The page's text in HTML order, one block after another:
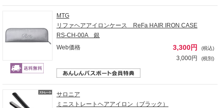
MTG
リファヘアアイロンケース ReFa HAIR IRON CASE
RS-CH-00A 銀
Web価格
3,300円 (税込)
3,000円 (税別)
サロニア
ミニストレートヘアアイロン（ブラック）